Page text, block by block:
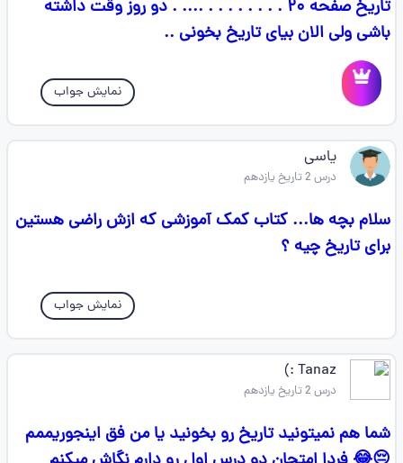
تاریخ صفحه ۲۰ . . . . . . . . .... . دو روز وقت داشته
باشی ولی الان بیای تاریخ بخونی ..
نمایش جواب
یاسی
درس 2 تاریخ یازدهم
سلام بچه ها... کتاب کمک آموزشی که ازش راضی هستین
برای تاریخ چیه ؟
نمایش جواب
Tanaz :)
درس 2 تاریخ یازدهم
شما هم نمیتونید تاریخ رو بخونید یا من فق اینجوریممم